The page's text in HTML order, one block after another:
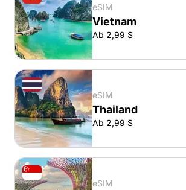
eSIM
Vietnam
Ab 2,99 $
eSIM
Thailand
Ab 2,99 $
eSIM